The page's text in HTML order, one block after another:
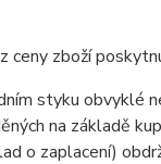
zboží
styku obvyklé
na základě
o zaplacení)